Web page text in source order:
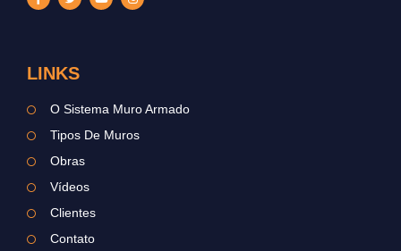
LINKS
O Sistema Muro Armado
Tipos De Muros
Obras
Vídeos
Clientes
Contato